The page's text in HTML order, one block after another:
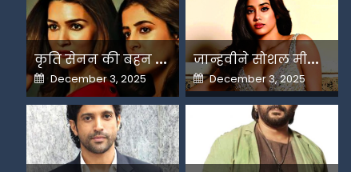
क
ृति सेनन की बहन नूपुर अगले महीने करेंगी डेस्टिनेशन मैरिज
Posted
on
December 3, 2025
ज
ान्हवीने सोशल मीडियापर उठाये सवाल
Posted
on
December 3, 2025